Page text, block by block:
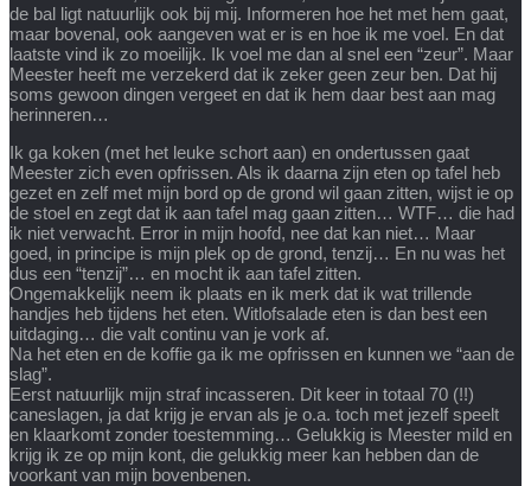
de bal ligt natuurlijk ook bij mij. Informeren hoe het met hem gaat,
maar bovenal, ook aangeven wat er is en hoe ik me voel. En dat
laatste vind ik zo moeilijk. Ik voel me dan al snel een “zeur”. Maar
Meester heeft me verzekerd dat ik zeker geen zeur ben. Dat hij
soms gewoon dingen vergeet en dat ik hem daar best aan mag
herinneren…
Ik ga koken (met het leuke schort aan) en ondertussen gaat
Meester zich even opfrissen. Als ik daarna zijn eten op tafel heb
gezet en zelf met mijn bord op de grond wil gaan zitten, wijst ie op
de stoel en zegt dat ik aan tafel mag gaan zitten… WTF… die had
ik niet verwacht. Error in mijn hoofd, nee dat kan niet… Maar
goed, in principe is mijn plek op de grond, tenzij… En nu was het
dus een “tenzij”… en mocht ik aan tafel zitten.
Ongemakkelijk neem ik plaats en ik merk dat ik wat trillende
handjes heb tijdens het eten. Witlofsalade eten is dan best een
uitdaging… die valt continu van je vork af.
Na het eten en de koffie ga ik me opfrissen en kunnen we “aan de
slag”.
Eerst natuurlijk mijn straf incasseren. Dit keer in totaal 70 (!!)
caneslagen, ja dat krijg je ervan als je o.a. toch met jezelf speelt
en klaarkomt zonder toestemming… Gelukkig is Meester mild en
krijg ik ze op mijn kont, die gelukkig meer kan hebben dan de
voorkant van mijn bovenbenen.